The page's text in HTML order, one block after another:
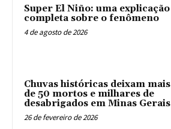
Super El Niño: uma explicação
completa sobre o fenômeno
4 de agosto de 2026
Chuvas históricas deixam mais
de 50 mortos e milhares de
desabrigados em Minas Gerais
26 de fevereiro de 2026